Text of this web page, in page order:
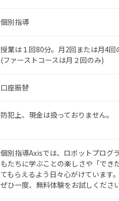
個別指導
授業は１回80分。月2回または月4回
(ファーストコースは月２回のみ)
口座振替
防犯上、現金は扱っておりません。
個別指導Axisでは、ロボットプログ
もたちに学ぶことの楽しさや「でき
てもらえるよう日々心がけています。
ぜひ一度、無料体験をお試しください